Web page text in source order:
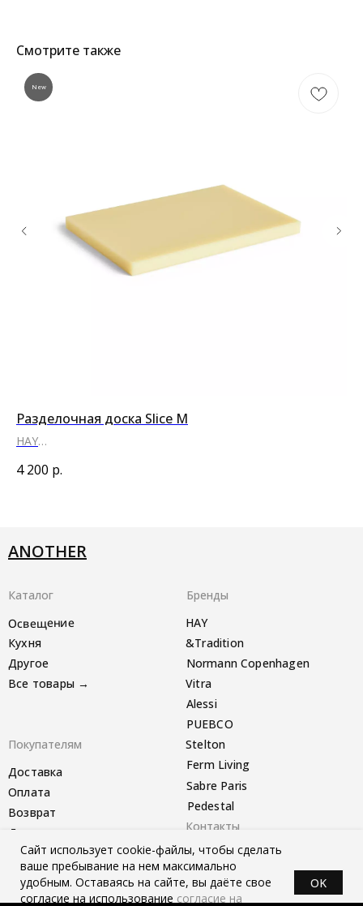
Смотрите также
New
Разделочная доска Slice M
HAY
4 200 р.
Все товары →
Другое
Кухня
Vitra
PUEBCO
Stelton
Другое
Возврат
Оплата
Доставка
Sabre Paris
Ferm Living
HAY
&Tradition
Normann Copenhagen
Alessi
Pedestal
Освещение
Telegram-канал
ANOTHER
Контакты
Покупателям
Бренды
Каталог
*instagram запрещён в РФ
Сайт использует cookie-файлы, чтобы сделать
ваше пребывание на нем максимально
удобным. Оставаясь на сайте, вы даёте свое
согласие на использование согласие на
OK